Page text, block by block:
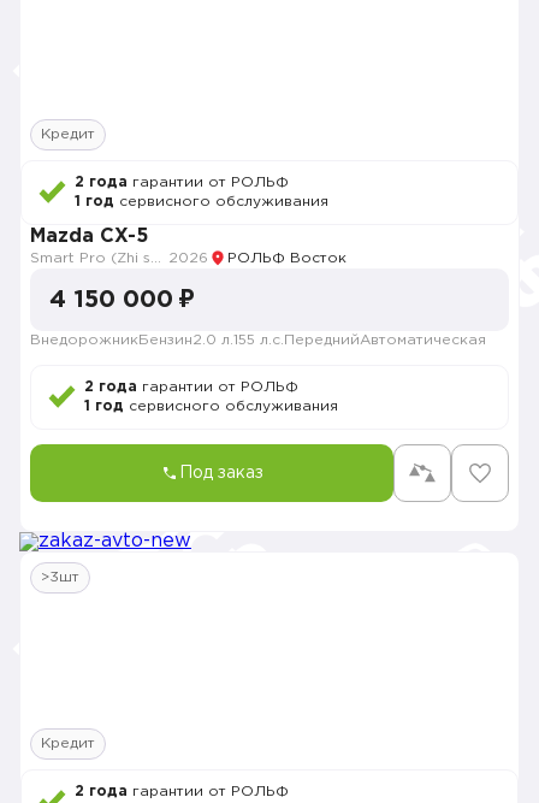
Кредит
2 года гарантии от РОЛЬФ
1 год сервисного обслуживания
Mazda CX-5
2026 РОЛЬФ Восток
4 150 000 ₽
Внедорожник Бензин2.0 л. 155 л.с. ПереднийАвтоматическая
2 года гарантии от РОЛЬФ
1 год сервисного обслуживания
Под заказ
>3шт
Кредит
2 года гарантии от РОЛЬФ